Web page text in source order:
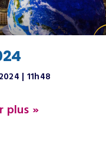
11h48
plus »